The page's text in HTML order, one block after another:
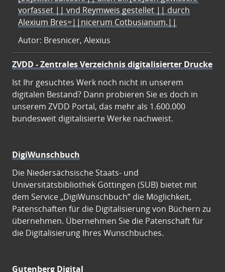
vorfasset || vnd Reymweis gestellet || durch
Alexium Bres=||nicerum Cotbusianum.||
Autor: Bresnicer, Alexius
ZVDD - Zentrales Verzeichnis digitalisierter Drucke
Ist Ihr gesuchtes Werk noch nicht in unserem
digitalen Bestand? Dann probieren Sie es doch in
unserem ZVDD Portal, das mehr als 1.600.000
bundesweit digitalisierte Werke nachweist.
DigiWunschbuch
Die Niedersächsische Staats- und
Universitätsbibliothek Göttingen (SUB) bietet mit
dem Service „DigiWunschbuch” die Möglichkeit,
Patenschaften für die Digitalisierung von Büchern zu
übernehmen. Übernehmen Sie die Patenschaft für
die Digitalisierung Ihres Wunschbuches.
Gutenberg Digital